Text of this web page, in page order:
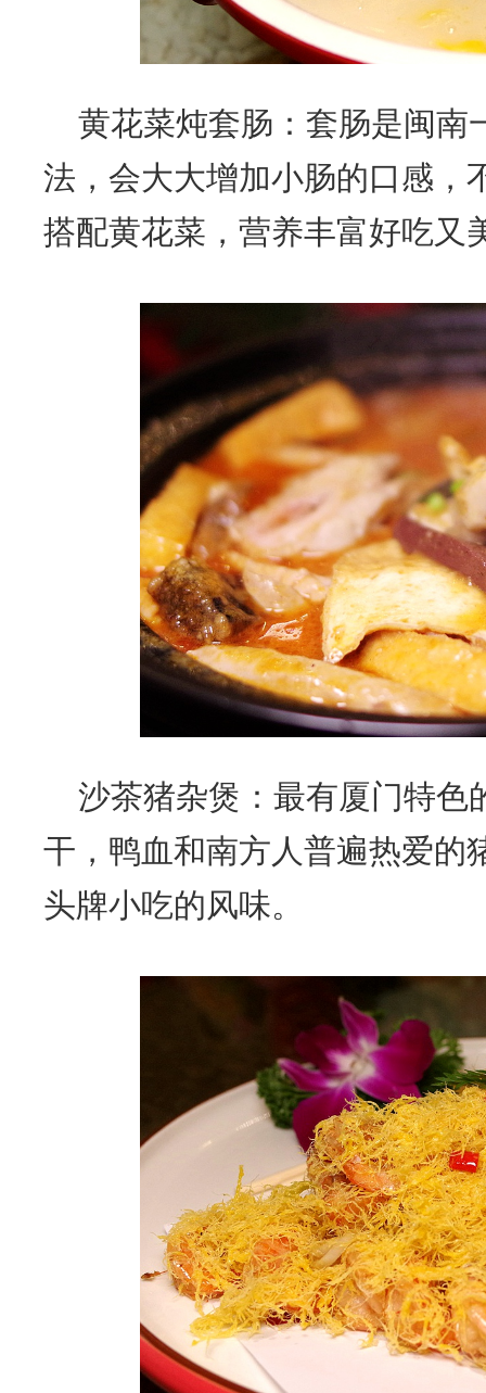
黄花菜炖套肠：套肠是闽南
法，会大大增加小肠的口感，
搭配黄花菜，营养丰富好吃又
沙茶猪杂煲：最有厦门特色
干，鸭血和南方人普遍热爱的
头牌小吃的风味。